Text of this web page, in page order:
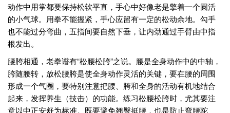
动作中用掌都要保持松软平直，手心中好像老是擎着一个圆活
的小气球。用拳不能握紧，手心应留有一定的松动余地。勾手
也不能过分弯曲，五指间要自然下垂，让内劲通过手臂由中指
根发出。
腰胯相通，老拳谱有“松腰松胯”之说。腰是全身动作中的中轴，
胯随腰转，放松腰胯是使全身动作灵活的关键，要在腰的周围
形成一个气圈，要特别注意把腰、胯和全身的活动有机地结合
起来，发挥养生（技击）的功能。练习松腰松胯时，尤其要注
意以中正安舒为标准。既要避免翘臀挺腰，也是防止弯腰驼